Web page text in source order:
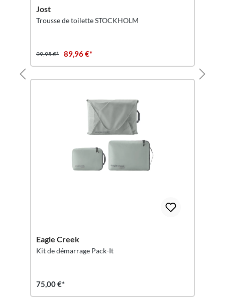
Jost
Trousse de toilette STOCKHOLM
99,95 €* 89,96 €*
Eagle Creek
Kit de démarrage Pack-It
75,00 €*